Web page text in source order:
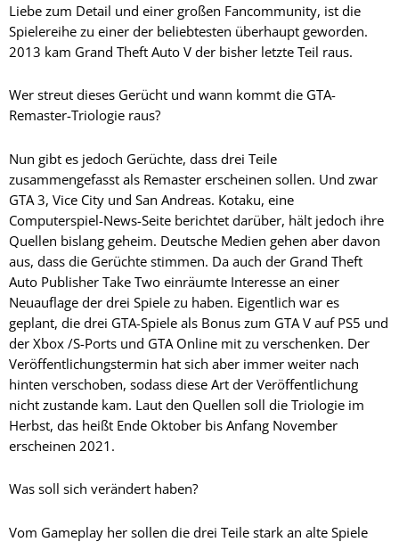
Liebe zum Detail und einer großen Fancommunity, ist die
Spielereihe zu einer der beliebtesten überhaupt geworden.
2013 kam Grand Theft Auto V der bisher letzte Teil raus.
Wer streut dieses Gerücht und wann kommt die GTA-
Remaster-Triologie raus?
Nun gibt es jedoch Gerüchte, dass drei Teile
zusammengefasst als Remaster erscheinen sollen. Und zwar
GTA 3, Vice City und San Andreas. Kotaku, eine
Computerspiel-News-Seite berichtet darüber, hält jedoch ihre
Quellen bislang geheim. Deutsche Medien gehen aber davon
aus, dass die Gerüchte stimmen. Da auch der Grand Theft
Auto Publisher Take Two einräumte Interesse an einer
Neuauflage der drei Spiele zu haben. Eigentlich war es
geplant, die drei GTA-Spiele als Bonus zum GTA V auf PS5 und
der Xbox /S-Ports und GTA Online mit zu verschenken. Der
Veröffentlichungstermin hat sich aber immer weiter nach
hinten verschoben, sodass diese Art der Veröffentlichung
nicht zustande kam. Laut den Quellen soll die Triologie im
Herbst, das heißt Ende Oktober bis Anfang November
erscheinen 2021.
Was soll sich verändert haben?
Vom Gameplay her sollen die drei Teile stark an alte Spiele